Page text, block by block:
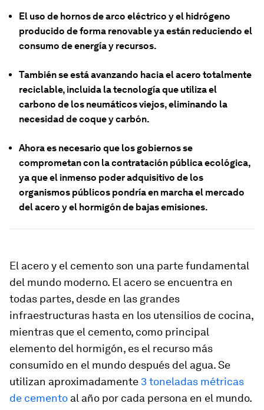
El uso de hornos de arco eléctrico y el hidrógeno
producido de forma renovable ya están reduciendo el
consumo de energía y recursos.
También se está avanzando hacia el acero totalmente
reciclable, incluida la tecnología que utiliza el
carbono de los neumáticos viejos, eliminando la
necesidad de coque y carbón.
Ahora es necesario que los gobiernos se
comprometan con la contratación pública ecológica,
ya que el inmenso poder adquisitivo de los
organismos públicos pondría en marcha el mercado
del acero y el hormigón de bajas emisiones.
El acero y el cemento son una parte fundamental
del mundo moderno. El acero se encuentra en
todas partes, desde en las grandes
infraestructuras hasta en los utensilios de cocina,
mientras que el cemento, como principal
elemento del hormigón, es el recurso más
consumido en el mundo después del agua. Se
utilizan aproximadamente 3 toneladas métricas
de cemento al año por cada persona en el mundo.